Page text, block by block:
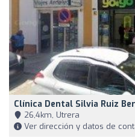
Clínica Dental Silvia Ruiz
26,4km, Utrera
Ver dirección y datos de